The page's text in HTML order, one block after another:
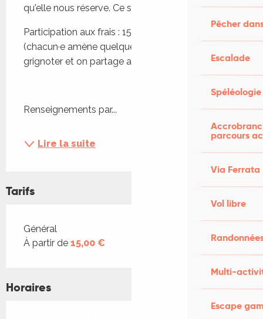
Pêcher
Escalade
Spéléologie
parcours
Via Ferrata
Vol libre
Multi-
Escape
qu'elle nous réserve. Ce sera donc une surprise !
Participation aux frais : 15 € + auberge espagnole
(chacun·e amène quelque chose à boire ou à
grignoter et on partage après la lecture).
Renseignements par...
Lire la suite
Tarifs
Tarifs 2026
Général
À partir de 15,00 €
Horaires